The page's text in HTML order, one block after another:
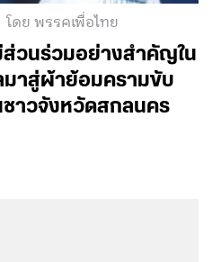
โดย พรรคเพื่อไทย
ส่วนร่วมอย่างสำคัญใน
าสู่ผ้าย้อมครามขับ
ชาวจังหวัดสกลนคร